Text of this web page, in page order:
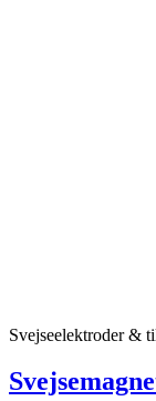
Svejseelektroder &